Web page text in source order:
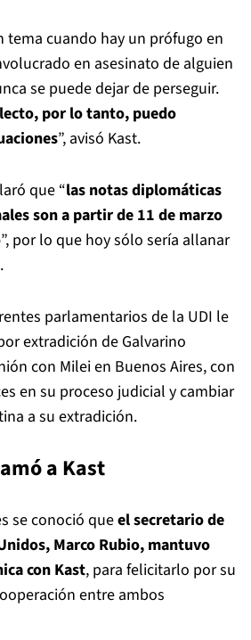
tema cuando hay un prófugo en
en asesinato de alguien
se puede dejar de perseguir.
por lo tanto, puedo
”, avisó Kast.
que “las notas diplomáticas
son a partir de 11 de marzo
”, por lo que hoy sólo sería allanar
parlamentarios de la UDI le
extradición de Galvarino
con Milei en Buenos Aires, con
en su proceso judicial y cambiar
a su extradición.
a Kast
se conoció queel secretario de
Marco Rubio, mantuvo
con Kast, para felicitarlo por su
entre ambos